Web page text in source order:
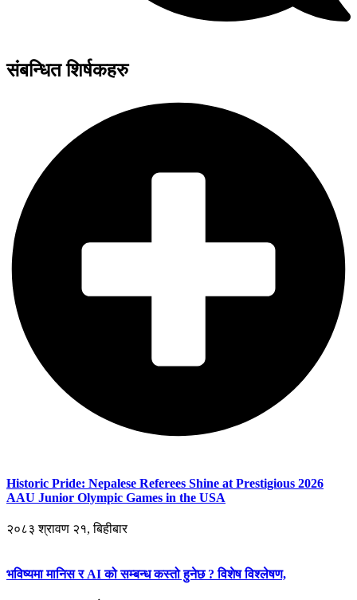
संबन्धित शिर्षकहरु
Historic Pride: Nepalese Referees Shine at Prestigious 2026
AAU Junior Olympic Games in the USA
२०८३ श्रावण २१, बिहीबार
भविष्यमा मानिस र AI को सम्बन्ध कस्तो हुनेछ ? विशेष विश्लेषण,